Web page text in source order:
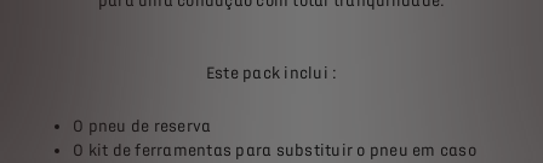
Este pack inclui :
O pneu de reserva
O kit de ferramentas para substituir o pneu em caso